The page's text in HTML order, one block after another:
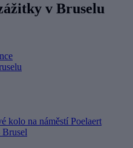
v Bruselu
kolo na náměstí Poelaert